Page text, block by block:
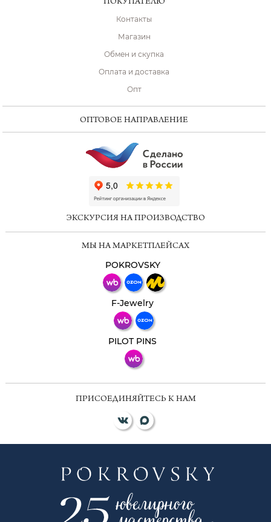
ПОКУПАТЕЛЮ
Контакты
Магазин
Обмен и скупка
Оплата и доставка
Опт
ОПТОВОЕ НАПРАВЛЕНИЕ
ЭКСКУРСИЯ НА ПРОИЗВОДСТВО
МЫ НА МАРКЕТПЛЕЙСАХ
POKROVSKY
F-Jewelry
PILOT PINS
ПРИСОЕДИНЯЙТЕСЬ К НАМ